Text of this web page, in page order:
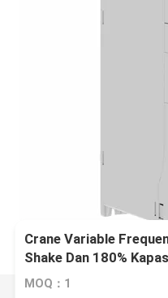
Crane Variable
Shake Dan 180%
MOQ：1